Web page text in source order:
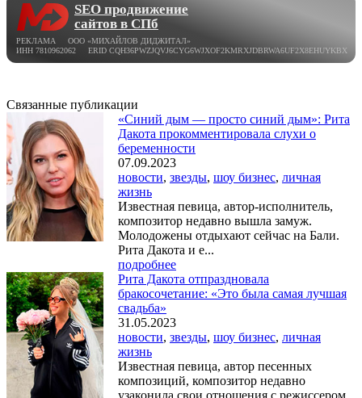
SEO продвижение
сайтов в СПб
РЕКЛАМА ООО «МИХАЙЛОВ ДИДЖИТАЛ»
ИНН 7810962062 ERID CQH36PWZJQVJ6CYG6WJXOF2KMRXJDBRWA6UF2X8EHUYKBX
Связанные публикации
«Синий дым — просто синий дым»: Рита
Дакота прокомментировала слухи о
беременности
07.09.2023
новости, звезды, шоу бизнес, личная
жизнь
Известная певица, автор-исполнитель,
композитор недавно вышла замуж.
Молодожены отдыхают сейчас на Бали.
Рита Дакота и е...
подробнее
Рита Дакота отпраздновала
бракосочетание: «Это была самая лучшая
свадьба»
31.05.2023
новости, звезды, шоу бизнес, личная
жизнь
Известная певица, автор песенных
композиций, композитор недавно
узаконила свои отношения с режиссером